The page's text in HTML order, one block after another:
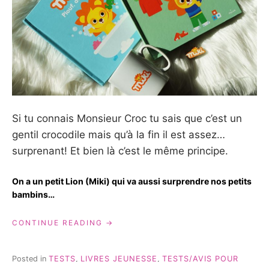
Si tu connais Monsieur Croc tu sais que c’est un
gentil crocodile mais qu’à la fin il est assez…
surprenant! Et bien là c’est le même principe.
On a un petit Lion (Miki) qui va aussi surprendre nos petits
bambins…
CONTINUE READING « MIKI
MILAN
Posted in TESTS, LIVRES JEUNESSE , TESTS/AVIS POUR